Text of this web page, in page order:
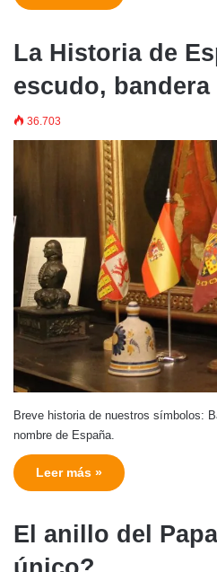
La Historia de
escudo,
36.703
Breve historia de nuestros símbolos:
nombre de España.
Leer más »
El anillo del